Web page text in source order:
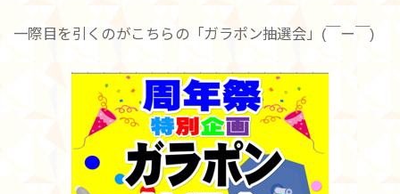
一際目を引くのがこちらの「ガラポン抽選会」(￣ー￣)